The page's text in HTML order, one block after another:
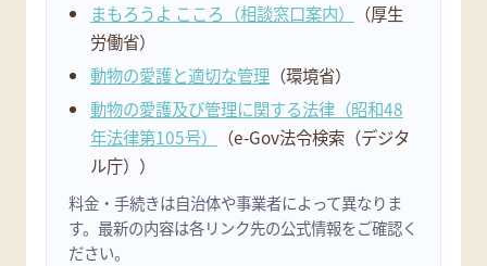
まもろうよ こころ（相談窓口案内）
（厚生
労働省）
動物の愛護と適切な管理（環境省）
動物の愛護及び管理に関する法律（昭和48
年法律第105号）
（e-Gov法令検索（デジタ
ル庁））
料金・手続きは自治体や事業者によって異なりま
す。最新の内容は各リンク先の公式情報をご確認く
ださい。